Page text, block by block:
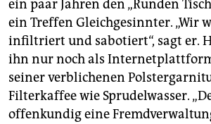
ein paar Jahren den „Runden
ein Treffen Gleichgesinnter. „Wir
infiltriert und sabotiert“, sagt er.
ihn nur noch als
seiner verblichenen
Filterkaffee wie Sprudelwasser.
offenkundig eine